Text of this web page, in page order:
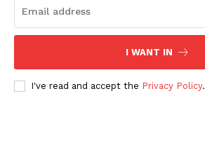
I WANT IN
I've read and accept the Privacy Policy.